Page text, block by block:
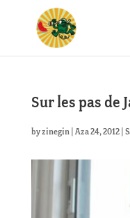
Sur les pas de
byzinegin| Aza 24, 2012|